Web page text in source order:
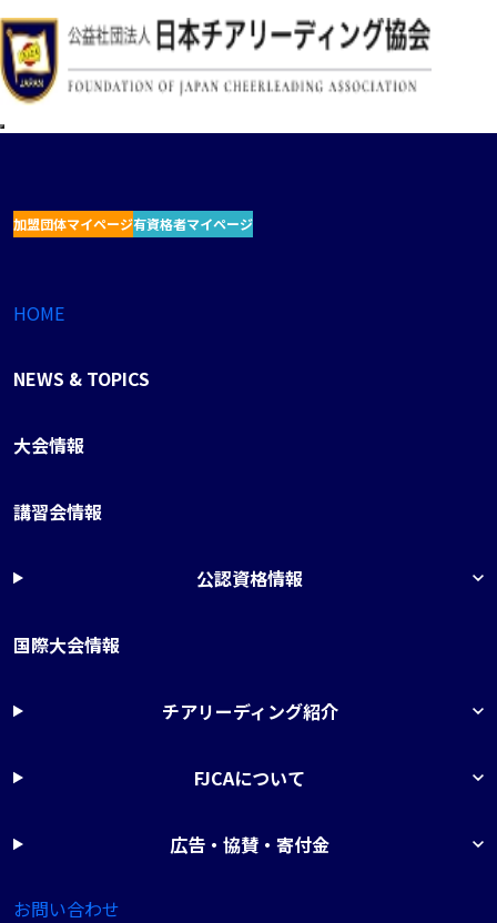
加盟団体マイページ有資格者マイページ
HOME
NEWS & TOPICS
大会情報
講習会情報
公認資格情報
国際大会情報
チアリーディング紹介
FJCAについて
広告・協賛・寄付金
お問い合わせ